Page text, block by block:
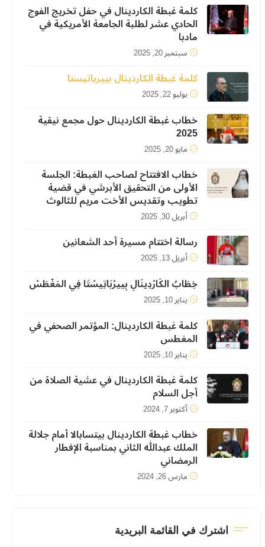
كلمة غبطة الكاردينال في حفل تخريج الفوج
الحادي عشر لطلبة الجامعة الأمريكية في
مادبا
سبتمبر 20, 2025
كلمة غبطة الكاردينال بييرباتيستا
يوليو 22, 2025
خطاب غبطة الكاردينال حول مجمع نيقية
2025
مايو 20, 2025
خطاب الافتتاح لصاحب الغبطة: الجلسة
الأولى من التحقيق الأبرشي في قضية
تطويب وتقديس الأخت مريم للثالوث
أبريل 30, 2025
رسالة اختتام مسيرة أحد الشعانين
أبريل 13, 2025
خِطَابُ الكَارْدِينَالِ بِييرْبَاتِيسْتَا فِي المَغّطَسْ
يناير 10, 2025
كلمة غبطة الكاردينال: المؤتمر الصحفي في
المغطس
يناير 10, 2025
كلمة غبطة الكاردينال في عشية الصلاة من
أجل السلام
أكتوبر 7, 2024
خطاب غبطة الكاردينال بيتسابالا أمام جلالة
الملك عبدالله الثاني بمناسبة الإفطار
الرمضاني
مارس 26, 2024
اشترك في القائمة البريدية